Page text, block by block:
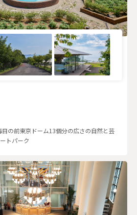
の前東京ドーム13個分の広さの自然と芸
トパーク